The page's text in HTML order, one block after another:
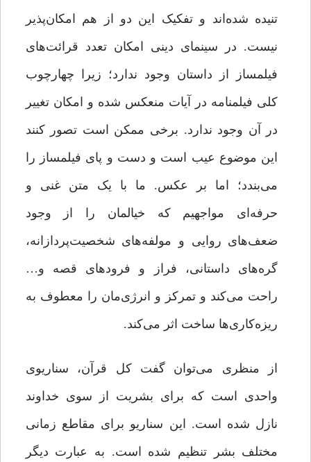
تنیده شده‌اند و تفکیک این دو از هم امکان‌پذیر
نیست. در سینمای دینی امکان تعدد قرائت‌های
فیلمساز از داستان وجود ندارد؛ زیرا چهارچوب
کلی فیلمنامه در آیات منعکس شده و امکان تغییر
در آن وجود ندارد. برخی ممکن است تصور کنند
این موضوع عیب است و دست و پای فیلمساز را
می‌بندد؛ اما بر عکس. ما با یک متن غنی و
حرفه‌ای مواجهیم که خیالمان‌ را از وجود
ضعف‌های روایی و مولفه‌های شخصیت‌پردازانه،
‌گره‌های داستانی،‌ فراز و فرودهای قصه و…
راحت می‌کند و تمرکز و انرژی‌مان را معطوف به
ریزه‌کاری‌ها ساخت اثر می‌کند.
از منظری می‌توان گفت کل قرآن، سناریوی
واحدی است که برای بشریت از سوی خداوند
نازل شده است. این سناریو برای مقاطع زمانی
مختلف بشر تنظیم شده است. به عبارت دیگر